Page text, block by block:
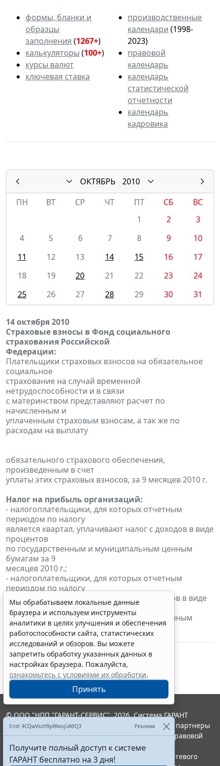
формы, бланки и
образцы
заполнения (1267+)
калькуляторы (100+)
курсы валют
ключевая ставка
производственные
календари (1998-
2023)
правовой
календарь
календарь
статистической
отчетности
календарь
кадровика
ОКТЯБРЬ
2010
ПН
ВТ СР ЧТ ПТ СБ
ВС
1
2
3
4
5 6 7 8 9
10
11
12 13 14 15 16
17
18
19 20 21 22 23
24
25
26 27 28 29 30 31
14 октября 2010
Страховые взносы в Фонд социального
страхования Российской
Федерации:
Плательщики страховых взносов на обязательное
социальное
страхование на случай временной
нетрудоспособности и в связи
с материнством представляют расчет по
начисленным и
уплаченным страховым взносам, а так же по
расходам на выплату
обязательного страхового обеспечения,
произведенным в счет
уплаты этих страховых взносов, за 9 месяцев 2010 г.
Налог на прибыль организаций:
- налогоплательщики, для которых отчетным
периодом по налогу
является квартал, уплачивают налог с доходов в виде
процентов
по государственным и муниципальным ценным
бумагам за 9
месяцев 2010 г.;
- налогоплательщики, для которых отчетным
периодом по налогу
является месяц, уплачивают налог с доходов в виде
процентов
по государственным и муниципальным ценным
бумагам за сентябрь
2010 г.
Мы обрабатываем локальные данные
браузера и используем инструменты
аналитики в целях улучшения и обеспечения
работоспособности сайта, статистических
исследований и обзоров. Вы можете
запретить обработку указанных данных в
настройках браузера. Пожалуйста,
ознакомьтесь с условиями их обработки.
Принять
Erid: 4CQwVszH9pWwojUA9Q3 Реклама
Получите полный доступ к системе
ГАРАНТ бесплатно на 3 дня!
© ООО "НПП "ГАРАНТ-СЕРВИС", 2026. Система ГАРАНТ
выпускается с 1990 года. Компания "Гарант" и ее партнеры
являются участниками Российской ассоциации правовой
информации ГАРАНТ.
Портал ГАРАНТ.РУ зарегистрирован в качестве сетевого